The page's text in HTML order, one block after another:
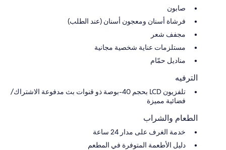
صابون
فرشاة أسنان ومعجون أسنان (عند الطلب)
مجفف شعر
مستلزمات عناية شخصية مجانية
مناديل حمّام
الترفيه
تلفزيون LCD بحجم 40-بوصة ذو قنوات بث مدفوعة الاشتراك/
فضائية مميزة
الطعام والشراب
خدمة الغرف على مدار 24 ساعة
دليل الأطعمة المتوفرة في المطعم